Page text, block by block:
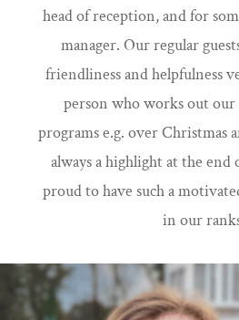
head of reception, and for
manager. Our regular
friendliness and helpfulness
person who works out our
programs e.g. over Christmas
always a highlight at the end
proud to have such a
in our